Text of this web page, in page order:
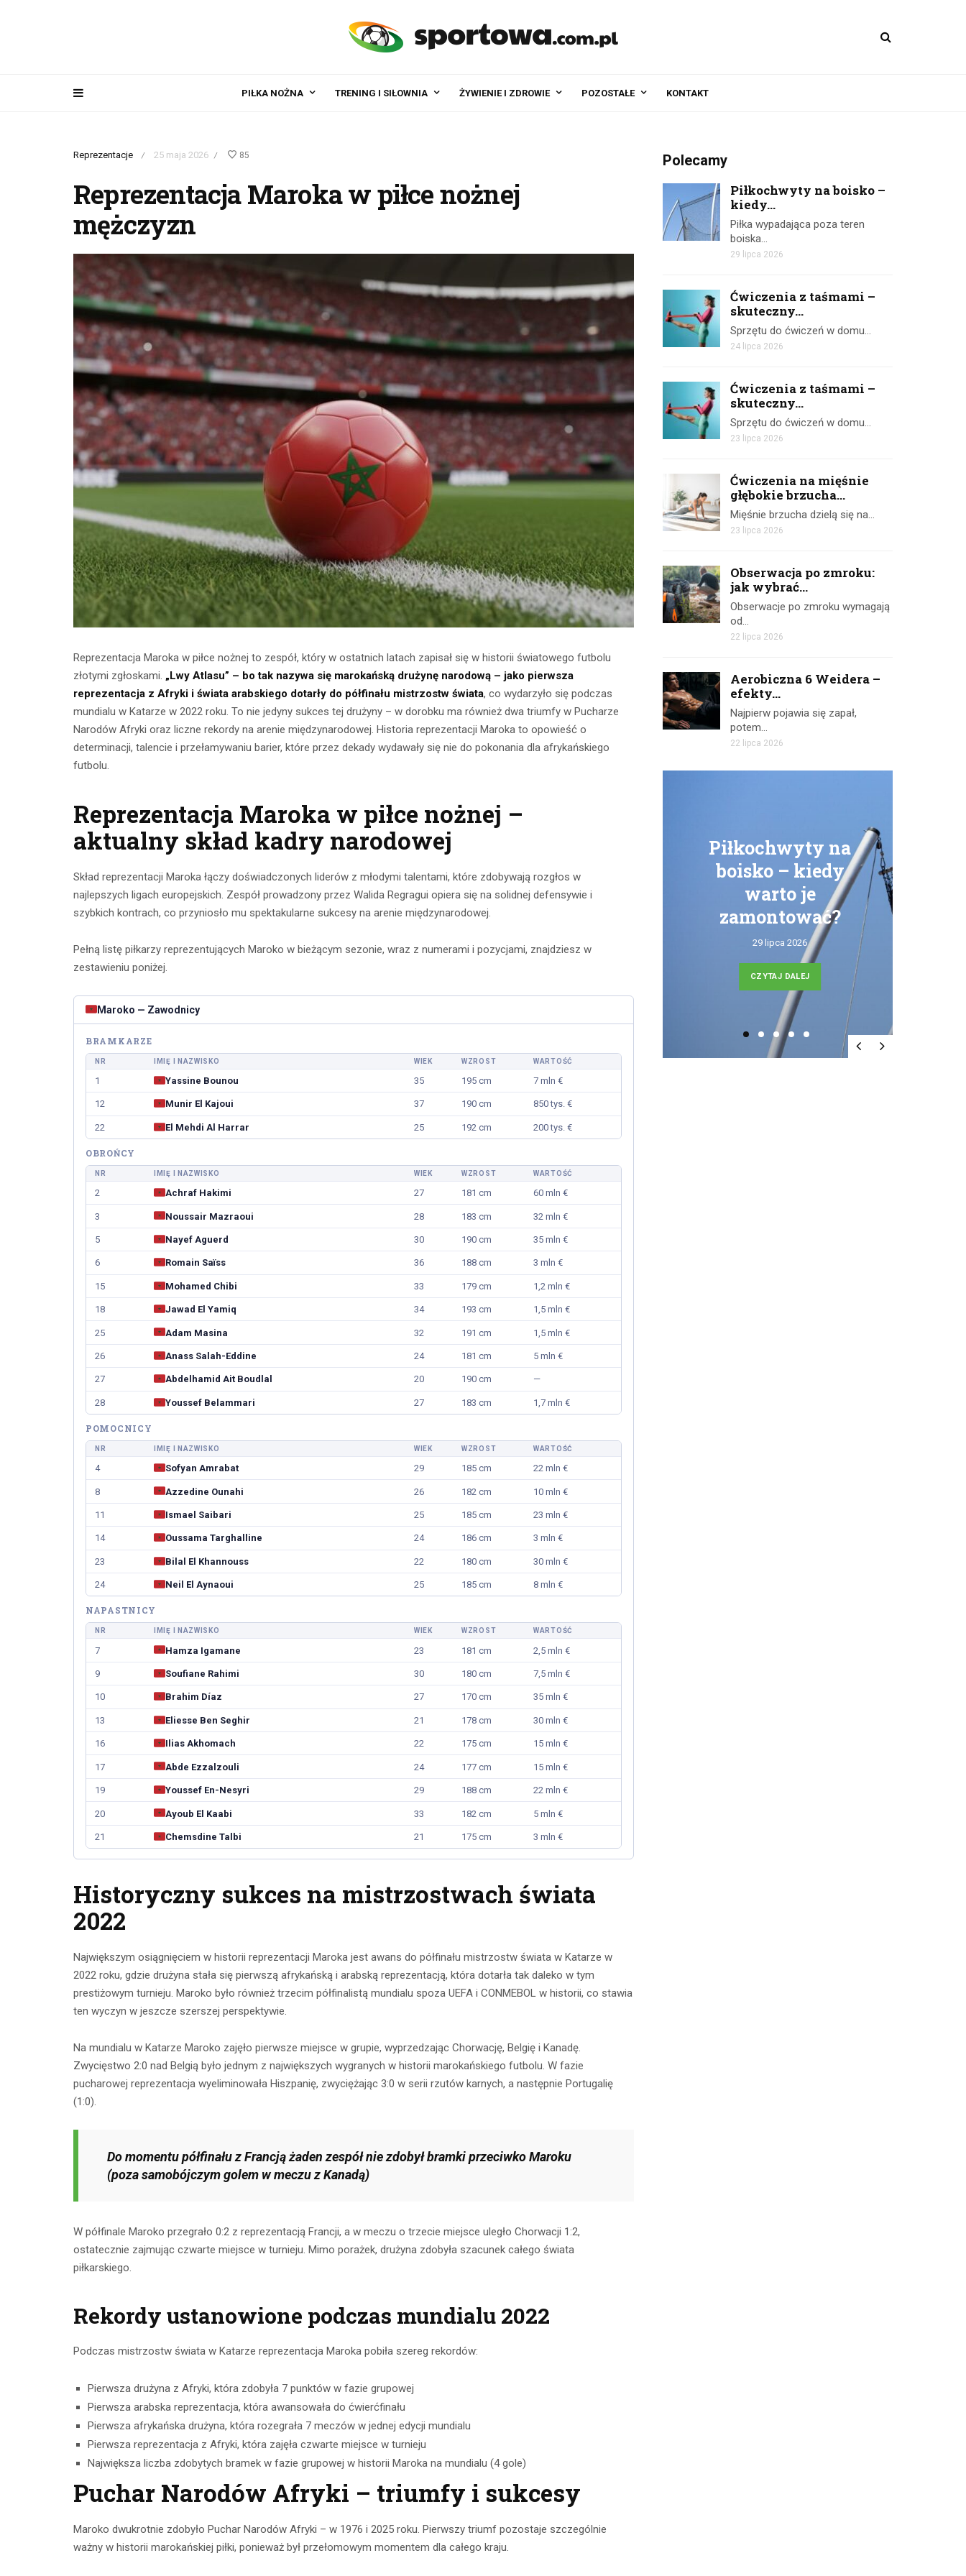
PIŁKA NOŻNA TRENING I SIŁOWNIA ŻYWIENIE I ZDROWIE POZOSTAŁE KONTAKT
Reprezentacje / 25 maja 2026 / 85
Reprezentacja Maroka w piłce nożnej
mężczyzn
Reprezentacja Maroka w piłce nożnej to zespół, który w ostatnich latach zapisał się w historii światowego futbolu
złotymi zgłoskami. „Lwy Atlasu” – bo tak nazywa się marokańską drużynę narodową – jako pierwsza
reprezentacja z Afryki i świata arabskiego dotarły do półfinału mistrzostw świata, co wydarzyło się podczas
mundialu w Katarze w 2022 roku. To nie jedyny sukces tej drużyny – w dorobku ma również dwa triumfy w Pucharze
Narodów Afryki oraz liczne rekordy na arenie międzynarodowej. Historia reprezentacji Maroka to opowieść o
determinacji, talencie i przełamywaniu barier, które przez dekady wydawały się nie do pokonania dla afrykańskiego
futbolu.
Reprezentacja Maroka w piłce nożnej –
aktualny skład kadry narodowej
Skład reprezentacji Maroka łączy doświadczonych liderów z młodymi talentami, które zdobywają rozgłos w
najlepszych ligach europejskich. Zespół prowadzony przez Walida Regragui opiera się na solidnej defensywie i
szybkich kontrach, co przyniosło mu spektakularne sukcesy na arenie międzynarodowej.
Pełną listę piłkarzy reprezentujących Maroko w bieżącym sezonie, wraz z numerami i pozycjami, znajdziesz w
zestawieniu poniżej.
Maroko — Zawodnicy
BRAMKARZE
NR IMIĘ I NAZWISKO WIEK WZROST WARTOŚĆ
1 Yassine Bounou 35 195 cm 7 mln €
12 Munir El Kajoui 37 190 cm 850 tys. €
22 El Mehdi Al Harrar 25 192 cm 200 tys. €
OBROŃCY
NR IMIĘ I NAZWISKO WIEK WZROST WARTOŚĆ
2 Achraf Hakimi 27 181 cm 60 mln €
3 Noussair Mazraoui 28 183 cm 32 mln €
5 Nayef Aguerd 30 190 cm 35 mln €
6 Romain Saïss 36 188 cm 3 mln €
15 Mohamed Chibi 33 179 cm 1,2 mln €
18 Jawad El Yamiq 34 193 cm 1,5 mln €
25 Adam Masina 32 191 cm 1,5 mln €
26 Anass Salah-Eddine 24 181 cm 5 mln €
27 Abdelhamid Ait Boudlal 20 190 cm —
28 Youssef Belammari 27 183 cm 1,7 mln €
POMOCNICY
NR IMIĘ I NAZWISKO WIEK WZROST WARTOŚĆ
4 Sofyan Amrabat 29 185 cm 22 mln €
8 Azzedine Ounahi 26 182 cm 10 mln €
11 Ismael Saibari 25 185 cm 23 mln €
14 Oussama Targhalline 24 186 cm 3 mln €
23 Bilal El Khannouss 22 180 cm 30 mln €
24 Neil El Aynaoui 25 185 cm 8 mln €
NAPASTNICY
NR IMIĘ I NAZWISKO WIEK WZROST WARTOŚĆ
7 Hamza Igamane 23 181 cm 2,5 mln €
9 Soufiane Rahimi 30 180 cm 7,5 mln €
10 Brahim Díaz 27 170 cm 35 mln €
13 Eliesse Ben Seghir 21 178 cm 30 mln €
16 Ilias Akhomach 22 175 cm 15 mln €
17 Abde Ezzalzouli 24 177 cm 15 mln €
19 Youssef En-Nesyri 29 188 cm 22 mln €
20 Ayoub El Kaabi 33 182 cm 5 mln €
21 Chemsdine Talbi 21 175 cm 3 mln €
Historyczny sukces na mistrzostwach świata
2022
Największym osiągnięciem w historii reprezentacji Maroka jest awans do półfinału mistrzostw świata w Katarze w
2022 roku, gdzie drużyna stała się pierwszą afrykańską i arabską reprezentacją, która dotarła tak daleko w tym
prestiżowym turnieju. Maroko było również trzecim półfinalistą mundialu spoza UEFA i CONMEBOL w historii, co stawia
ten wyczyn w jeszcze szerszej perspektywie.
Na mundialu w Katarze Maroko zajęło pierwsze miejsce w grupie, wyprzedzając Chorwację, Belgię i Kanadę.
Zwycięstwo 2:0 nad Belgią było jednym z największych wygranych w historii marokańskiego futbolu. W fazie
pucharowej reprezentacja wyeliminowała Hiszpanię, zwyciężając 3:0 w serii rzutów karnych, a następnie Portugalię
(1:0).
Do momentu półfinału z Francją żaden zespół nie zdobył bramki przeciwko Maroku
(poza samobójczym golem w meczu z Kanadą)
W półfinale Maroko przegrało 0:2 z reprezentacją Francji, a w meczu o trzecie miejsce uległo Chorwacji 1:2,
ostatecznie zajmując czwarte miejsce w turnieju. Mimo porażek, drużyna zdobyła szacunek całego świata
piłkarskiego.
Rekordy ustanowione podczas mundialu 2022
Podczas mistrzostw świata w Katarze reprezentacja Maroka pobiła szereg rekordów:
Pierwsza drużyna z Afryki, która zdobyła 7 punktów w fazie grupowej
Pierwsza arabska reprezentacja, która awansowała do ćwierćfinału
Pierwsza afrykańska drużyna, która rozegrała 7 meczów w jednej edycji mundialu
Pierwsza reprezentacja z Afryki, która zajęła czwarte miejsce w turnieju
Największa liczba zdobytych bramek w fazie grupowej w historii Maroka na mundialu (4 gole)
Puchar Narodów Afryki – triumfy i sukcesy
Maroko dwukrotnie zdobyło Puchar Narodów Afryki – w 1976 i 2025 roku. Pierwszy triumf pozostaje szczególnie
ważny w historii marokańskiej piłki, ponieważ był przełomowym momentem dla całego kraju.
Polecamy
Piłkochwyty na boisko –
kiedy...
Piłka wypadająca poza teren
boiska…
29 lipca 2026
Ćwiczenia z taśmami –
skuteczny...
Sprzętu do ćwiczeń w domu…
24 lipca 2026
Ćwiczenia z taśmami –
skuteczny...
Sprzętu do ćwiczeń w domu…
23 lipca 2026
Ćwiczenia na mięśnie
głębokie brzucha...
Mięśnie brzucha dzielą się na…
23 lipca 2026
Obserwacja po zmroku:
jak wybrać...
Obserwacje po zmroku wymagają
od…
22 lipca 2026
Aerobiczna 6 Weidera –
efekty...
Najpierw pojawia się zapał,
potem…
22 lipca 2026
Ćwiczenia z
taśmami –
skuteczny
trening w domu
23 lipca 2026
Ćwiczenia na
mięśnie głębokie
brzucha – jak je
poprawnie
23 lipca 2026
zmroku: jak
wybrać idealną
lornetkę w teren?
22 lipca 2026
Piłkochwyty na
boisko – kiedy
warto je
zamontować?
29 lipca 2026
CZYTAJ DALEJ